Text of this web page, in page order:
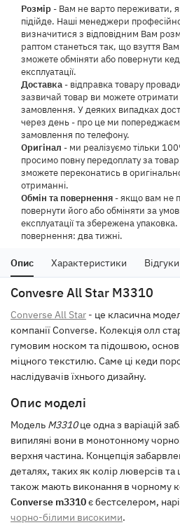
Розмір - Вам не варто переживати,
підійде. Наші менеджери
визначитися з відповідним Вам
раптом станеться так, що взуття
зможете обміняти або повернути
експлуатації.
Доставка - відправка товару
зазвичай товар ви можете отримати
замовлення. У деяких випадках
через день - про це ми
замовлення по телефону.
Оригінал - ми реалізуємо тільки
просимо повну передоплату за
зможете переконатись в
отриманні.
Обмін та повернення - якщо вам не
повернути його або обміняти за
експлуатації та збережена
повернення: два тижні.
Опис Характеристики Відгуки
Convesre All Star M3310
Converse All Star - це класична
компанії Converse. Колекція олл
гумовим носком та підошвою,
міцного текстилю. Саме ці кеди
наслідувачів їхнього дизайну.
Опис моделі
Модель M3310це одна з варіацій
випиляні вони в монотонному
верхня частина. Концепція
деталях, таких як колір люверсів
також мають виконання в чорному
Converse m3310є бестселером,
чорно-білими високими